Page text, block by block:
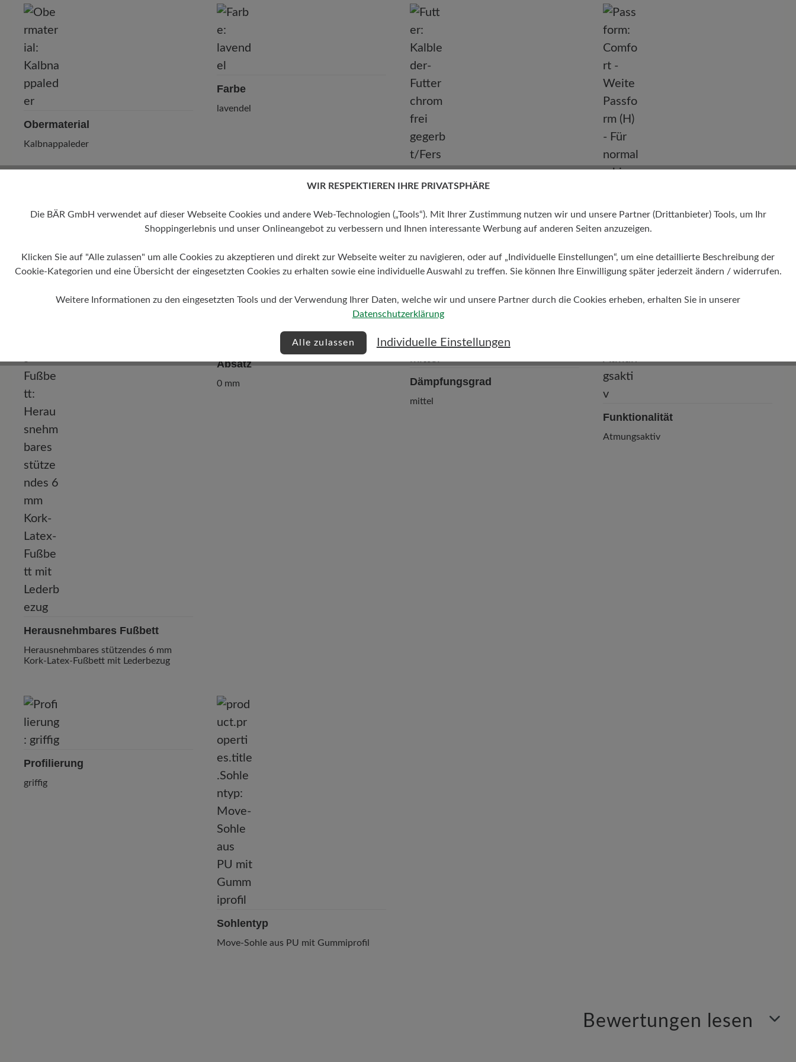
Pleidelsheimer Str. 15/1, 74321 Bietigheim-Bissingen, Deutschland
kundenbetreuung@baer-schuhe.de
Telefon: 0800 51 65 65 56 (gebührenfrei)
Obermaterial
Kalbnappaleder
Farbe
lavendel
Futter
gegerbt/Ferse Lederfutter
Passform
Comfort - Weite Passform (H) - Für
normale bis kräftige Füße
Herausnehmbares Fußbett
Herausnehmbares stützendes 6 mm
Kork-Latex-Fußbett mit Lederbezug
Absatz
0 mm Dämpfungsgrad
mittel
Funktionalität
Atmungsaktiv
Profilierung
griffig
Sohlentyp
Move-Sohle aus PU mit Gummiprofil
Bewertungen lesen
WIR RESPEKTIEREN IHRE PRIVATSPHÄRE
Die BÄR GmbH verwendet auf dieser Webseite Cookies und andere Web-Technologien („Tools“). Mit Ihrer Zustimmung nutzen wir und unsere Partner (Drittanbieter) Tools, um Ihr
Shoppingerlebnis und unser Onlineangebot zu verbessern und Ihnen interessante Werbung auf anderen Seiten anzuzeigen.
Klicken Sie auf "Alle zulassen" um alle Cookies zu akzeptieren und direkt zur Webseite weiter zu navigieren, oder auf „Individuelle Einstellungen“, um eine detaillierte Beschreibung der
Cookie-Kategorien und eine Übersicht der eingesetzten Cookies zu erhalten sowie eine individuelle Auswahl zu treffen. Sie können Ihre Einwilligung später jederzeit ändern / widerrufen.
Weitere Informationen zu den eingesetzten Tools und der Verwendung Ihrer Daten, welche wir und unsere Partner durch die Cookies erheben, erhalten Sie in unserer
Datenschutzerklärung
Alle zulassen Individuelle Einstellungen